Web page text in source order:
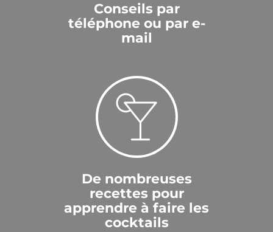
Conseils par
téléphone ou par e-
mail
De nombreuses
recettes pour
apprendre à faire les
cocktails